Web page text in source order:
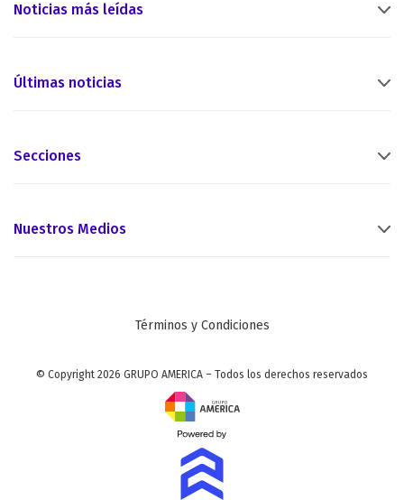
Noticias más leídas
Últimas noticias
Secciones
Nuestros Medios
Términos y Condiciones
© Copyright 2026 GRUPO AMERICA – Todos los derechos reservados